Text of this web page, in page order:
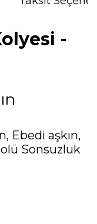
-
Ebedi aşkın,
Sonsuzluk